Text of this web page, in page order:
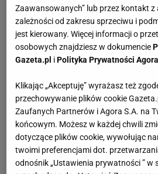
Zaawansowanych” lub przez kontakt
zależności od zakresu sprzeciwu i
jest kierowany. Więcej informacji o
osobowych znajdziesz w dokumencie
Gazeta.pl iPolityka Prywatności
Klikając „Akceptuję” wyrażasz też
przechowywanie plików cookie
Zaufanych Partnerów i Agora S.A. na
końcowym. Możesz w każdej chwili
dotyczące plików cookie, wywołując
twoimi preferencjami dot.
odnośnik „Ustawienia prywatności ” w